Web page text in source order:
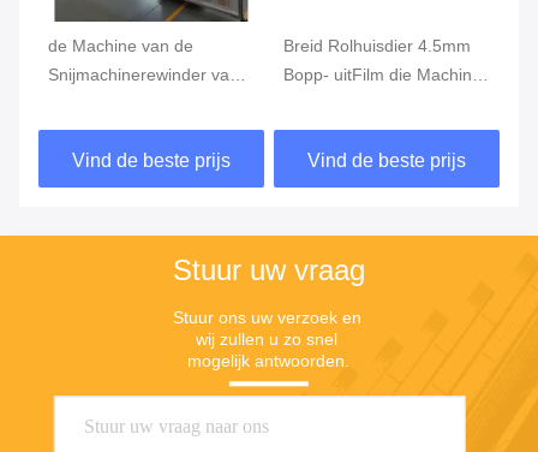
de Machine van de
Snijmachinerewinder van
Plastic Film die Machine
opnieuw opwinden
Vind de beste prijs
Breid Rolhuisdier 4.5mm
Bopp- uitFilm die Machine
Vind de beste prijs
Stuur uw vraag
Stuur ons uw verzoek en
wij zullen u zo snel
mogelijk antwoorden.